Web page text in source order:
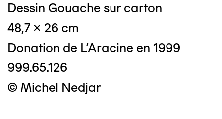
Dessin Gouache sur carton
48,7 x 26 cm
Donation de L'Aracine en 1999
999.65.126
© Michel Nedjar